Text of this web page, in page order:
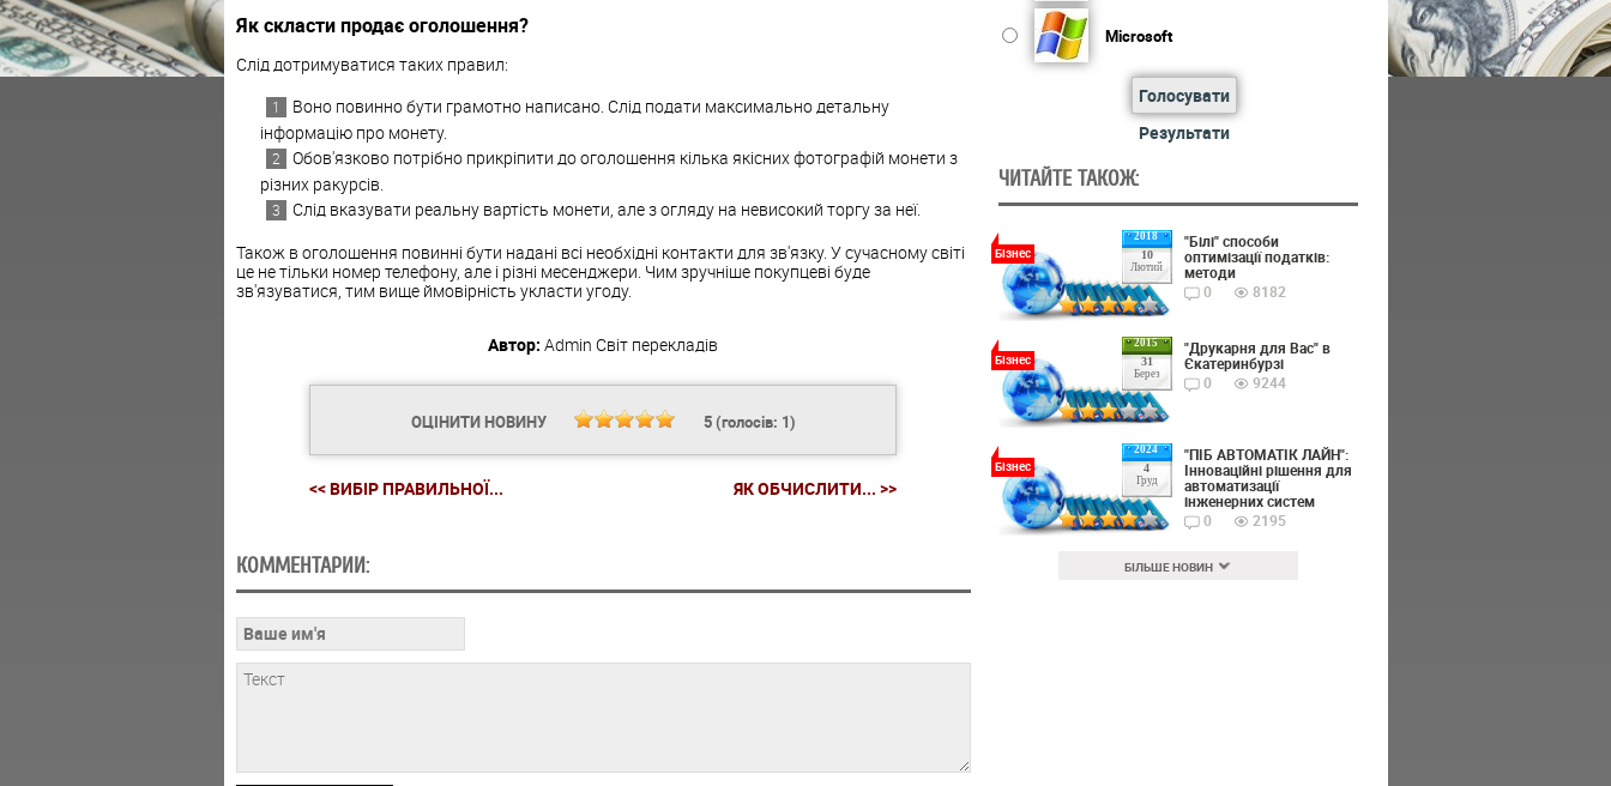
Як скласти продає оголошення?
Слід дотримуватися таких правил:
Воно повинно бути грамотно написано. Слід подати максимально детальну
інформацію про монету.
Обов'язково потрібно прикріпити до оголошення кілька якісних фотографій монети з
різних ракурсів.
Слід вказувати реальну вартість монети, але з огляду на невисокий торгу за неї.
Також в оголошення повинні бути надані всі необхідні контакти для зв'язку. У сучасному світі
це не тільки номер телефону, але і різні месенджери. Чим зручніше покупцеві буде
зв'язуватися, тим вище ймовірність укласти угоду.
Автор: Admin Світ перекладів
ОЦІНИТИ НОВИНУ 5(голосів: 1)
<< ВИБІР ПРАВИЛЬНОЇ... ЯК ОБЧИСЛИТИ... >>
КОММЕНТАРИИ:
Microsoft
Голосувати
Результати
ЧИТАЙТЕ ТАКОЖ:
2018
10
Лютий
Бізнес
"Білі" способи
оптимізації податків:
методи
0
8182
2015
31
Берез
Бізнес
"Друкарня для Вас" в
Єкатеринбурзі
0
9244
2024
4
Груд
Бізнес
"ПІБ АВТОМАТІК ЛАЙН":
Інноваційні рішення для
автоматизації
інженерних систем
0
2195
БІЛЬШЕ НОВИН